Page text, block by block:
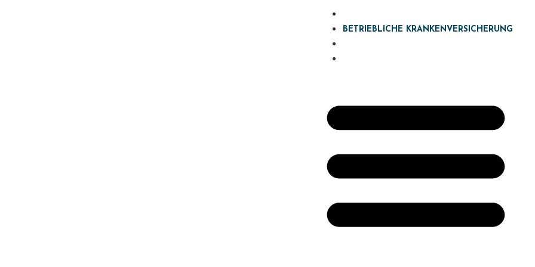
BETRIEBLICHE KRANKENVERSICHERUNG
DIE BETRIEBLICHE
Gesundheitsbenefits implementieren – Arbeitgebermarke stärken –